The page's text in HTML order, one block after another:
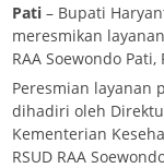
Pati – Bupati
meresmikan
RAA Soewondo
Peresmian layanan
dihadiri oleh
Kementerian
RSUD RAA